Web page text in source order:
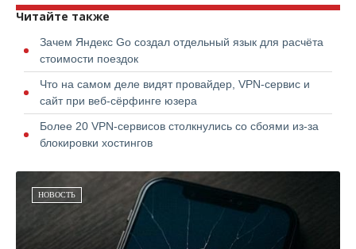
Читайте также
Зачем Яндекс Go создал отдельный язык для расчёта
стоимости поездок
Что на самом деле видят провайдер, VPN-сервис и
сайт при веб-сёрфинге юзера
Более 20 VPN-сервисов столкнулись со сбоями из-за
блокировки хостингов
НОВОСТЬ